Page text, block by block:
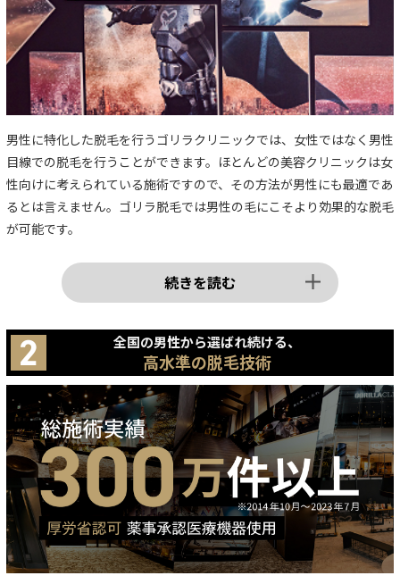
男性に特化した脱毛を行うゴリラクリニックでは、女性ではなく男性
目線での脱毛を行うことができます。ほとんどの美容クリニックは女
性向けに考えられている施術ですので、その方法が男性にも最適であ
るとは言えません。ゴリラ脱毛では男性の毛にこそより効果的な脱毛
が可能です。
続きを読む
全国の男性から選ばれ続ける、
高水準の脱毛技術